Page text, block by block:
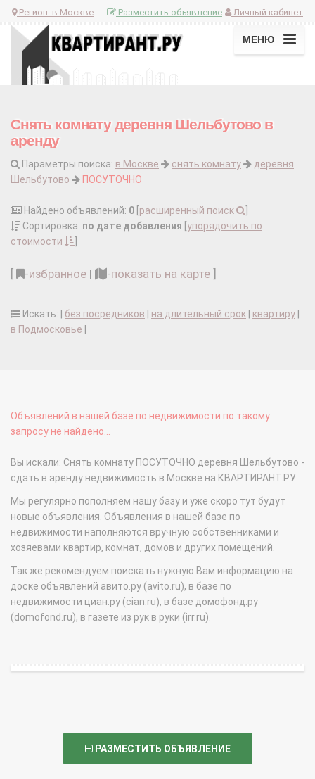
Регион: в Москве Личный кабинет
Разместить объявление
МЕНЮ
Снять комнату деревня Шельбутово в
аренду
Параметры поиска: в Москве снять комнату
деревня
Шельбутово
ПОСУТОЧНО
Найдено объявлений: 0 расширенный поиск
Сортировка: по дате добавления упорядочить по
стоимости
-избранное | -показать на карте
Искать: | без посредников на длительный срок квартиру
в Подмосковье
Объявлений в нашей базе по недвижимости по такому
запросу не найдено...
Вы искали: Снять комнату ПОСУТОЧНО деревня Шельбутово -
сдать в аренду недвижимость в Москве на КВАРТИРАНТ.РУ
Мы регулярно пополняем нашу базу и уже скоро тут будут
новые объявления. Объявления в нашей базе по
недвижимости наполняются вручную собственниками и
хозяевами квартир, комнат, домов и других помещений.
Так же рекомендуем поискать нужную Вам информацию на
доске объявлений авито.ру (avito.ru), в базе по
недвижимости циан.ру (cian.ru), в базе домофонд.ру
(domofond.ru), в газете из рук в руки (irr.ru).
РАЗМЕСТИТЬ ОБЪЯВЛЕНИЕ